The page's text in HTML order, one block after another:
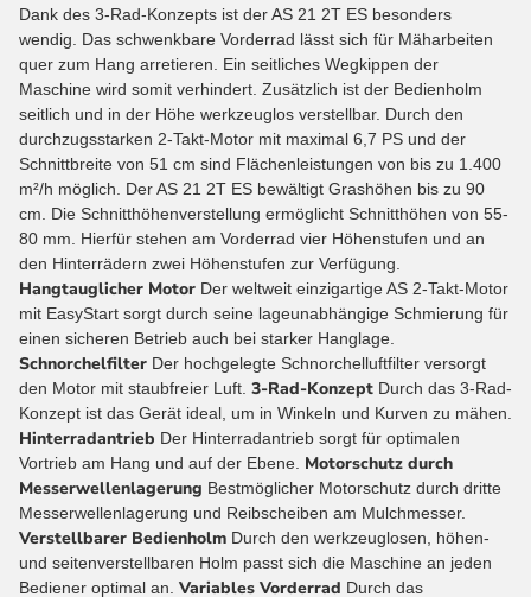
Dank des 3-Rad-Konzepts ist der AS 21 2T ES besonders
wendig. Das schwenkbare Vorderrad lässt sich für Mäharbeiten
quer zum Hang arretieren. Ein seitliches Wegkippen der
Maschine wird somit verhindert. Zusätzlich ist der Bedienholm
seitlich und in der Höhe werkzeuglos verstellbar. Durch den
durchzugsstarken 2-Takt-Motor mit maximal 6,7 PS und der
Schnittbreite von 51 cm sind Flächenleistungen von bis zu 1.400
m²/h möglich. Der AS 21 2T ES bewältigt Grashöhen bis zu 90
cm. Die Schnitthöhenverstellung ermöglicht Schnitthöhen von 55-
80 mm. Hierfür stehen am Vorderrad vier Höhenstufen und an
den Hinterrädern zwei Höhenstufen zur Verfügung.
Hangtauglicher Motor Der weltweit einzigartige AS 2-Takt-Motor
mit EasyStart sorgt durch seine lageunabhängige Schmierung für
einen sicheren Betrieb auch bei starker Hanglage.
Schnorchelfilter Der hochgelegte Schnorchelluftfilter versorgt
den Motor mit staubfreier Luft. 3-Rad-Konzept Durch das 3-Rad-
Konzept ist das Gerät ideal, um in Winkeln und Kurven zu mähen.
Hinterradantrieb Der Hinterradantrieb sorgt für optimalen
Vortrieb am Hang und auf der Ebene. Motorschutz durch
Messerwellenlagerung Bestmöglicher Motorschutz durch dritte
Messerwellenlagerung und Reibscheiben am Mulchmesser.
Verstellbarer Bedienholm Durch den werkzeuglosen, höhen-
und seitenverstellbaren Holm passt sich die Maschine an jeden
Bediener optimal an. Variables Vorderrad Durch das